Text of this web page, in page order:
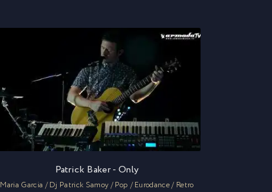
Patrick Baker - Only
Maria Garcia / Dj Patrick Samoy / Pop / Eurodance / Retro